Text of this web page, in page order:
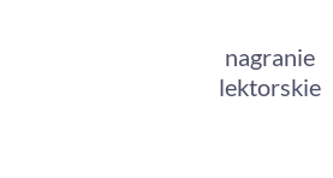
nagranie
lektorskie